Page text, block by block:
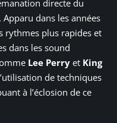
directe du
dans les années
rythmes plus rapides et
dans les sound
Lee Perry et King
de techniques
à l’éclosion de ce